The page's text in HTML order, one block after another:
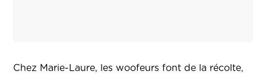
Chez Marie-Laure, les woofeurs font de la récolte,